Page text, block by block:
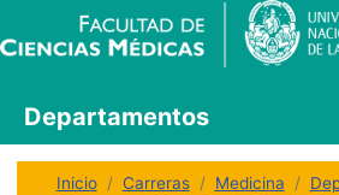
Inicio Carreras Medicina
Departamentos